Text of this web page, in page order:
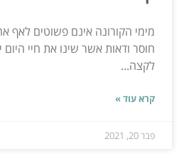
מימי הקורונה אינם פשוטים לאף
חוסר ודאות אשר שינו את חיי
לקצה...
קרא עוד »
פבר 20, 2021